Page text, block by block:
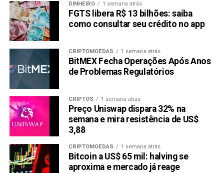
DINHEIRO 1 semana atrás
FGTS libera R$ 13 bilhões: saiba
como consultar seu crédito no app
CRIPTOMOEDAS 1 semana atrás
BitMEX Fecha Operações Após Anos
de Problemas Regulatórios
CRIPTOS 1 semana atrás
Preço Uniswap dispara 32% na
semana e mira resistência de US$
3,88
CRIPTOMOEDAS 1 semana atrás
Bitcoin a US$ 65 mil: halving se
aproxima e mercado já reage